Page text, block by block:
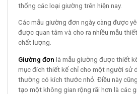
thống các loại giường trên hiện nay.
Các mẫu giường đơn ngày càng được
được quan tâm và cho ra nhiều mẫu
chất lượng.
Giường đơn là mẫu giường được thiết
mục đích thiết kế chỉ cho một người sử
thường có kích thước nhỏ. Điều này
tạo một không gian rộng rãi hơn là các